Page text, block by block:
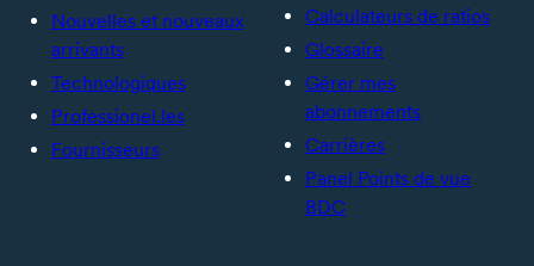
Nouvelles et nouveaux
arrivants
Technologiques
Professionel.les
Fournisseurs
Calculateurs de ratios
Glossaire
Gérer mes
abonnements
Carrières
Panel Points de vue
BDC